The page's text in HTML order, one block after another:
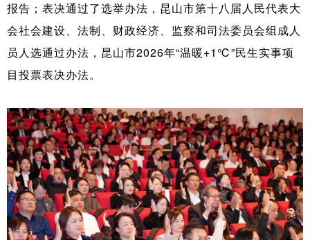
报告；表决通过了选举办法，昆山市第十八届人民代表大
会社会建设、法制、财政经济、监察和司法委员会组成人
员人选通过办法，昆山市2026年“温暖+1 ℃”民生实事项
目投票表决办法。